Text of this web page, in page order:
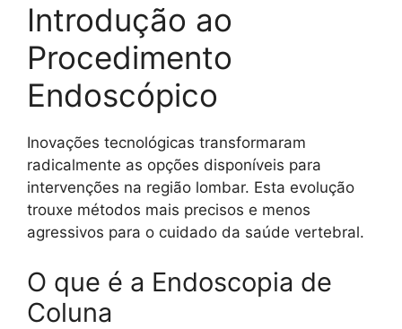
Introdução ao
Procedimento
Endoscópico
Inovações tecnológicas transformaram
radicalmente as opções disponíveis para
intervenções na região lombar. Esta evolução
trouxe métodos mais precisos e menos
agressivos para o cuidado da saúde vertebral.
O que é a Endoscopia de
Coluna